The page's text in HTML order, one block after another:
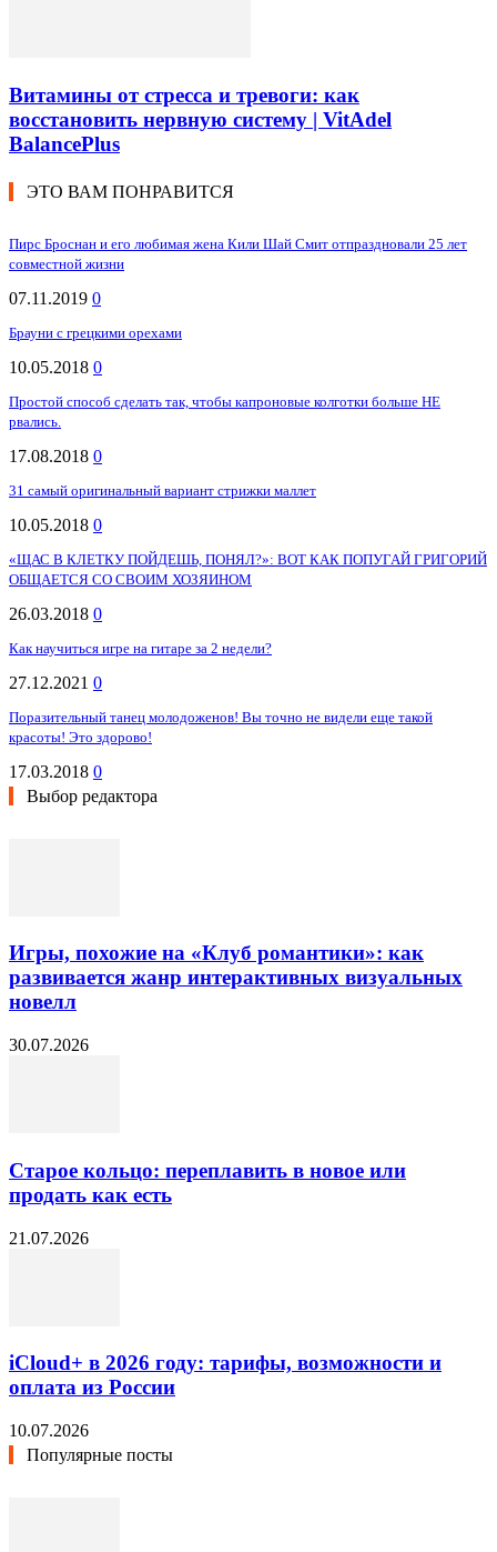
Витамины от стресса и тревоги: как
восстановить нервную систему | VitAdel
BalancePlus
ЭТО ВАМ ПОНРАВИТСЯ
Пирс Броснан и его любимая жена Кили Шай Смит отпраздновали 25 лет
совместной жизни
07.11.2019 0
Брауни с грецкими орехами
10.05.2018 0
Простой способ сделать так, чтобы капроновые колготки больше НЕ
рвались.
17.08.2018 0
31 самый оригинальный вариант стрижки маллет
10.05.2018 0
«ЩАС В КЛЕТКУ ПОЙДЕШЬ, ПОНЯЛ?»: ВОТ КАК ПОПУГАЙ ГРИГОРИЙ
ОБЩАЕТСЯ СО СВОИМ ХОЗЯИНОМ
26.03.2018 0
Как научиться игре на гитаре за 2 недели?
27.12.2021 0
Поразительный танец молодоженов! Вы точно не видели еще такой
красоты! Это здорово!
17.03.2018 0
Выбор редактора
Игры, похожие на «Клуб романтики»: как
развивается жанр интерактивных визуальных
новелл
30.07.2026
Старое кольцо: переплавить в новое или
продать как есть
21.07.2026
iCloud+ в 2026 году: тарифы, возможности и
оплата из России
10.07.2026
Популярные посты